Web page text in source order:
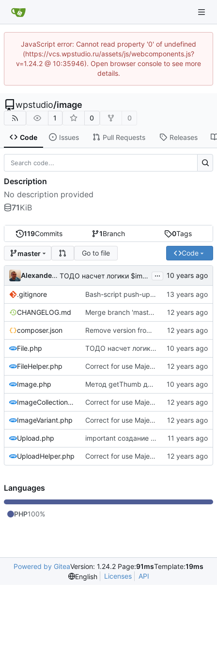
JavaScript error: Cannot read property '0' of undefined
(https://vcs.wpstudio.ru/assets/js/webcomponents.js?
v=1.24.2 @ 10:35946). Open browser console to see more
details.
wpstudio/image
1 0 0
Code Issues Pull Requests Releases
119Commits 1Branch 0Tags
master Go to file Code
Alexander Demidov ТОДО насчет логики $important_create и $force_create ...
.gitignore Bash-script push-update complete and add to track
CHANGELOG.md Merge branch 'master' of dimti.ru:lib/Image
composer.json Remove version from composer.json
File.php ТОДО насчет логики $important_create и $force_create
FileHelper.php Correct for use Majestic namespace
Image.php Метод getThumb для упрощенного доступа к сорцам фоток в шаблонизаторе
ImageCollection.php Correct for use Majestic namespace
ImageVariant.php Correct for use Majestic namespace
Upload.php important создание изображения при наличии необходимых для этого условий
UploadHelper.php Correct for use Majestic namespace
Description
No description provided
71KiB
Languages
PHP100%
Powered by GiteaVersion: 1.24.2 Page:91msTemplate:19ms
English
Licenses API